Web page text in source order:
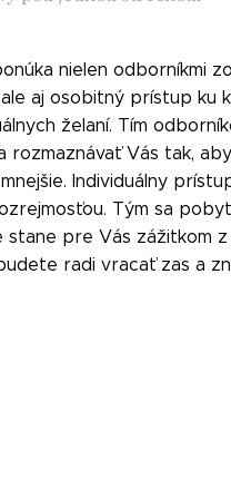
nielen odborníkmi
ale aj osobitný prístup ku
želaní. Tím
rozmaznávať Vás tak,
Individuálny
Tým sa
stane pre Vás zážitkom
radi vracať zas a